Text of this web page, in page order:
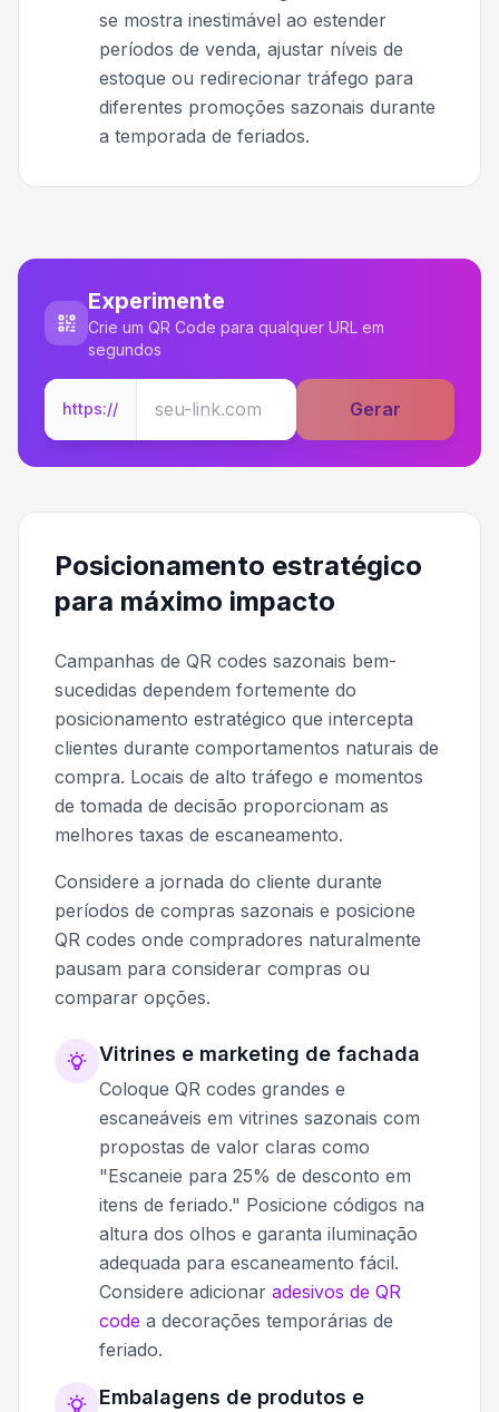
se mostra inestimável ao estender
períodos de venda, ajustar níveis de
estoque ou redirecionar tráfego para
diferentes promoções sazonais durante
a temporada de feriados.
Experimente
Crie um QR Code para qualquer URL em
segundos
https:// Gerar
Posicionamento estratégico
para máximo impacto
Campanhas de QR codes sazonais bem-
sucedidas dependem fortemente do
posicionamento estratégico que intercepta
clientes durante comportamentos naturais de
compra. Locais de alto tráfego e momentos
de tomada de decisão proporcionam as
melhores taxas de escaneamento.
Considere a jornada do cliente durante
períodos de compras sazonais e posicione
QR codes onde compradores naturalmente
pausam para considerar compras ou
comparar opções.
Vitrines e marketing de fachada
Coloque QR codes grandes e
escaneáveis em vitrines sazonais com
propostas de valor claras como
"Escaneie para 25% de desconto em
itens de feriado." Posicione códigos na
altura dos olhos e garanta iluminação
adequada para escaneamento fácil.
Considere adicionar adesivos de QR
code a decorações temporárias de
feriado.
Embalagens de produtos e